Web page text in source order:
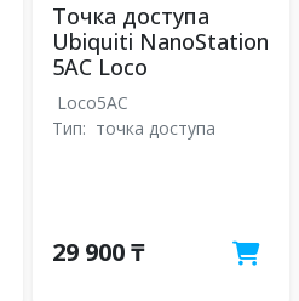
Точка доступа
Ubiquiti NanoStation
5AC Loco
Loco5AC
Тип: точка доступа
29 900 ₸